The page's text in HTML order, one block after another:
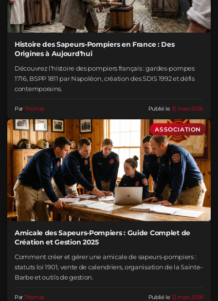
Histoire des Sapeurs-Pompiers en France : Des
Origines à Aujourd'hui
Découvrez l'histoire des pompiers français : gardes-pompes
1716, BSPP 1811 par Napoléon, création des SDIS 1992 et défis
contemporains.
Par Thomas Publié le 15 mars 2026
ASSOCIATION
Amicale des Sapeurs-Pompiers : Guide Complet de
Création et Gestion 2025
Comment créer et gérer une amicale de sapeurs-pompiers :
statuts loi 1901, vente de calendriers, organisation de la Sainte-
Barbe et outils de gestion.
Par Thomas Publié le 12 mars 2026